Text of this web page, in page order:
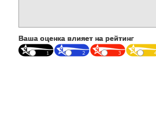
Ваша оценка влияет на рейтинг